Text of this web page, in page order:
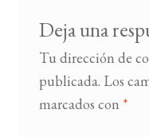
Deja una
Tu dirección de
publicada. Los
marcados con *